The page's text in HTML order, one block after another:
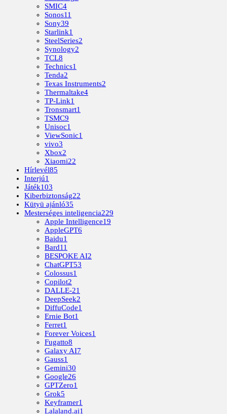
SMIC4
Sonos11
Sony39
Starlink1
SteelSeries2
Synology2
TCL8
Technics1
Tenda2
Texas Instruments2
Thermaltake4
TP-Link1
Tronsmart1
TSMC9
Unisoc1
ViewSonic1
vivo3
Xbox2
Xiaomi22
Hírlevél85
Interjú1
Játék103
Kiberbiztonság22
Kütyü ajánló35
Mesterséges inteligencia229
Apple Intelligence19
AppleGPT6
Baidu1
Bard11
BESPOKE AI2
ChatGPT53
Colossus1
Copilot2
DALLE-21
DeepSeek2
DiffuCode1
Ernie Bot1
Ferret1
Forever Voices1
Fugatto8
Galaxy AI7
Gauss1
Gemini30
Google26
GPTZero1
Grok5
Keyframer1
Lalaland.ai1